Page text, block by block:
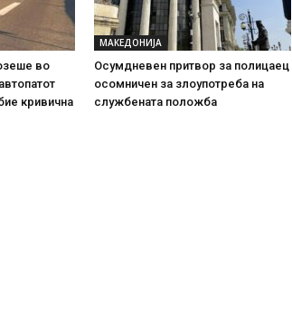
во
кривична
МАКЕДОНИЈА
Осумдневен притвор за полицаец
осомничен за злоупотреба на
службената положба